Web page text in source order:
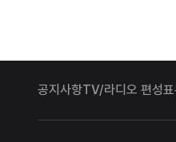
공지사항TV/라디오 편성표